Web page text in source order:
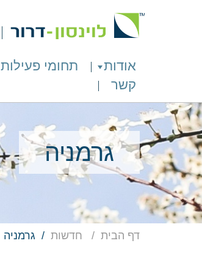
אודות תחומי פעילות
קשר
גרמניה
דף הבית חדשות גרמניה